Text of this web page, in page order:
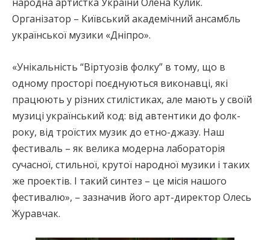
Організатор – Київський академічний ансамбль
української музики «Дніпро».
«Унікальність “Віртуозів фолку” в тому, що в
одному просторі поєднуються виконавці, які
працюють у різних стилістиках, але мають у своїй
музиці український код: від автентики до фолк-
року, від троїстих музик до етно-джазу. Наш
фестиваль – як велика модерна лабораторія
сучасної, стильної, крутої народної музики і таких
же проектів. І такий синтез – це місія нашого
фестивалю», – зазначив його арт-директор Олесь
Журавчак.